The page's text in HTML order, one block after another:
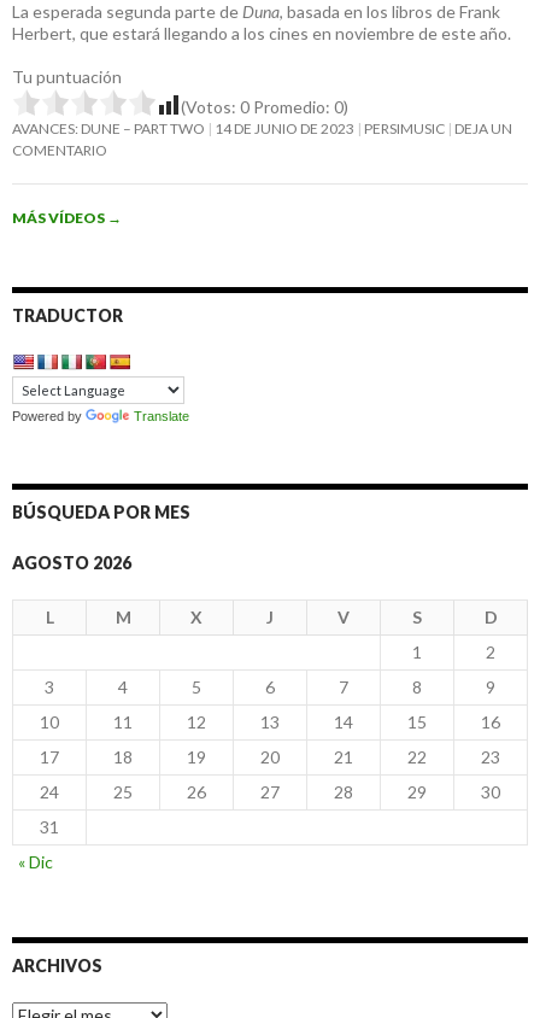
La esperada segunda parte de Duna, basada en los libros de Frank
Herbert, que estará llegando a los cines en noviembre de este año.
Tu puntuación
(Votos: 0 Promedio: 0)
AVANCES: DUNE – PART TWO 14 DE JUNIO DE 2023 PERSIMUSIC DEJA UN
COMENTARIO
MÁS VÍDEOS →
TRADUCTOR
Powered by Translate
BÚSQUEDA POR MES
AGOSTO 2026
L M X J V S
D
1
2
3
4 5 6 7 8
9
10
11 12 13 14 15
16
17
18 19 20 21 22
23
24
25 26 27 28 29
30
31
« Dic
ARCHIVOS
Archivos